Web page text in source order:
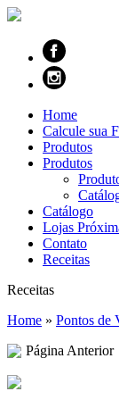
Home
Calcule sua
Produtos
Produtos
Catálogo
Lojas
Contato
Receitas
Receitas
Home » Pontos de
Página Anterior